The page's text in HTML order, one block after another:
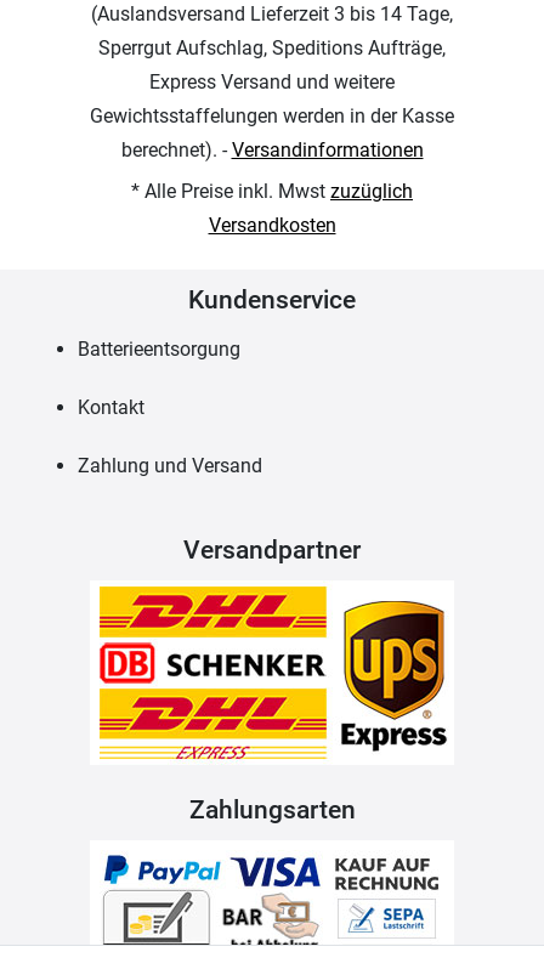
(Auslandsversand Lieferzeit 3 bis 14 Tage,
Sperrgut Aufschlag, Speditions Aufträge,
Express Versand und weitere
Gewichtsstaffelungen werden in der Kasse
berechnet). -Versandinformationen
* Alle Preise inkl. Mwst zuzüglich
Versandkosten
Kundenservice
Batterieentsorgung
Kontakt
Zahlung und Versand
Versandpartner
Zahlungsarten